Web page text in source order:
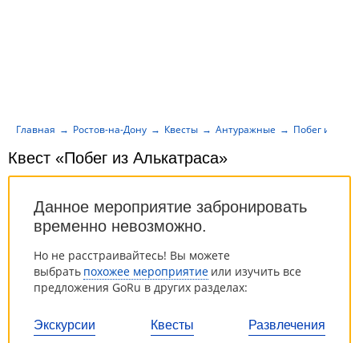
Данное мероприятие забронировать
временно невозможно.
Но не расстраивайтесь! Вы можете
выбрать похожее мероприятие или изучить все
предложения GoRu в других разделах:
Экскурсии Квесты Развлечения
Квест «Побег из Алькатраса»
Главная Ростов-на-Дону Квесты Антуражные Побег из